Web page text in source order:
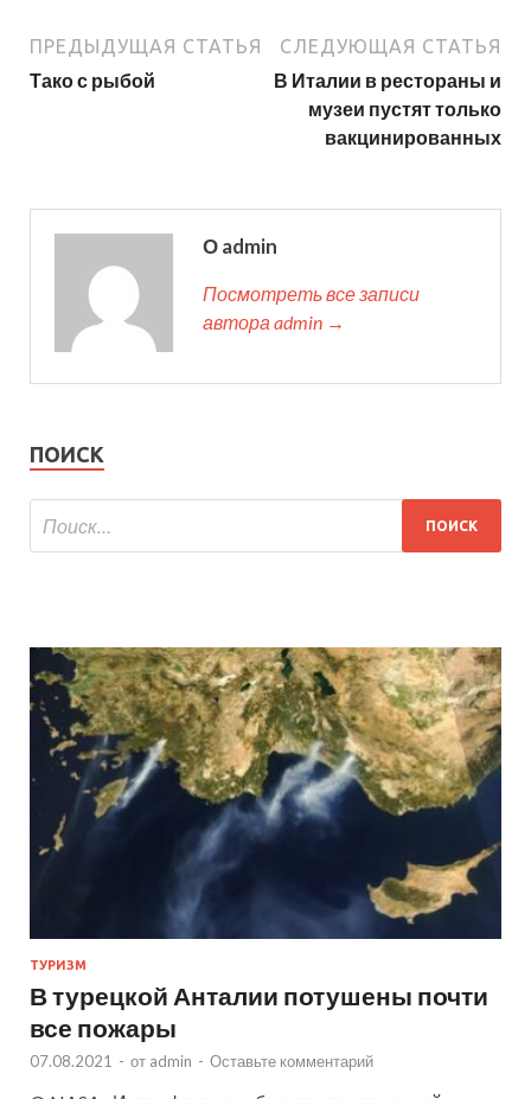
ПРЕДЫДУЩАЯ СТАТЬЯ
Тако с рыбой
СЛЕДУЮЩАЯ СТАТЬЯ
В Италии в рестораны и
музеи пустят только
вакцинированных
О admin
Посмотреть все записи
автора admin →
ПОИСК
ТУРИЗМ
В турецкой Анталии потушены почти
все пожары
07.08.2021 - от admin - Оставьте комментарий